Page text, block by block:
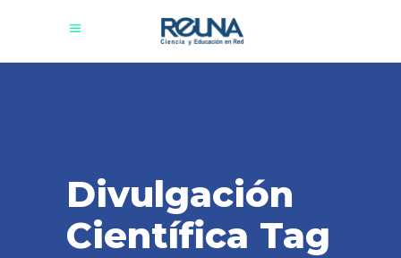
Divulgación
Científica Tag